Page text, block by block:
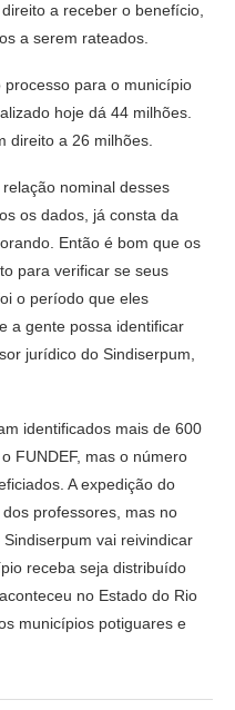
a receber o benefício,
a serem rateados.
para o município
hoje dá 44 milhões.
direito a 26 milhões.
nominal desses
os dados, já consta da
Então é bom que os
para verificar se seus
o período que eles
a gente possa identificar
jurídico do Sindiserpum,
identificados mais de 600
FUNDEF, mas o número
A expedição do
professores, mas no
vai reivindicar
receba seja distribuído
no Estado do Rio
municípios potiguares e